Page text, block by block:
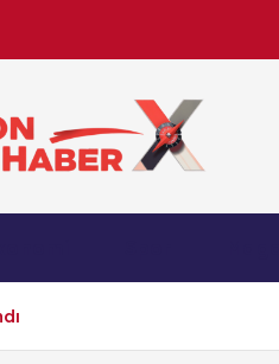
son dakika, Türkiye
anlık